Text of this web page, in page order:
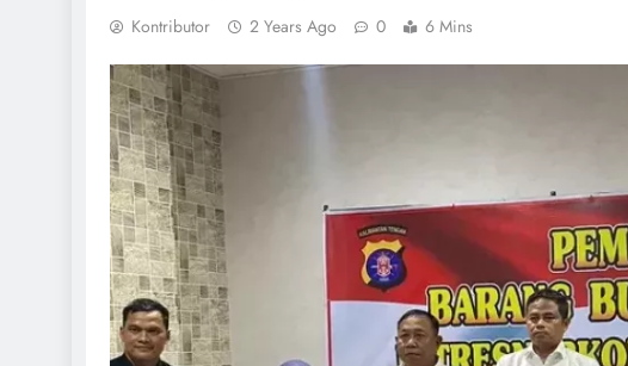
Kontributor 2 Years Ago 0 6 Mins